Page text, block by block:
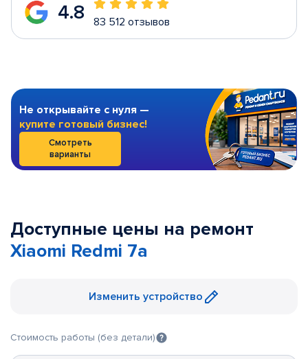
4.8 83 512 отзывов
Не открывайте с нуля —
купите готовый бизнес!
Смотреть
варианты
Доступные цены на ремонт
Xiaomi Redmi 7a
Изменить устройство
Стоимость работы (без детали)